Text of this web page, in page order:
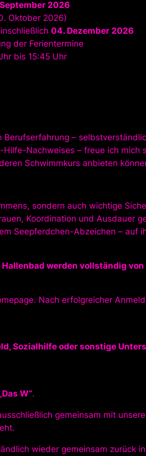
2026
Oktober 2026)
04. Dezember 2026
der Ferientermine
bis 15:45 Uhr
–
Nachweises – freue ich mich
Schwimmkurs anbieten
sondern auch wichtige
Koordination und Ausdauer
Seepferdchen-Abzeichen – auf
werden vollständig
Nach erfolgreicher
Sozialhilfe oder sonstige
W“.
gemeinsam mit
wieder gemeinsam zurück